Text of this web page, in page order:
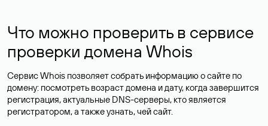
Что можно проверить в сервисе
проверки домена Whois
Сервис Whois позволяет собрать информацию о сайте по
домену: посмотреть возраст домена и дату, когда завершится
регистрация, актуальные DNS-серверы, кто является
регистратором, а также узнать, чей сайт.